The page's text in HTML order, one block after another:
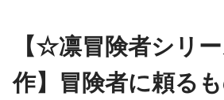
【☆凛冒険者シリ
作】冒険者に頼る